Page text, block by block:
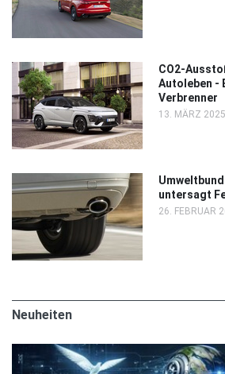
CO2-
Autoleben -
Verbrenner
13. MÄRZ 2025
untersagt
26. FEBRUAR
Neuheiten